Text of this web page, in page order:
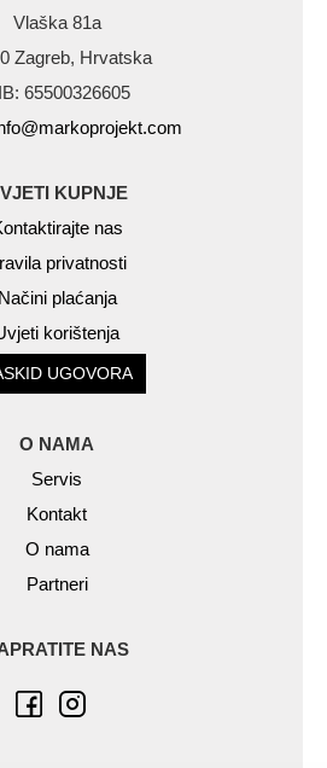
Vlaška 81a
Zagreb, Hrvatska
65500326605
KUPNJE
nas
privatnosti
Načini plaćanja
korištenja
UGOVORA
O NAMA
Servis
Kontakt
O nama
Partneri
NAS